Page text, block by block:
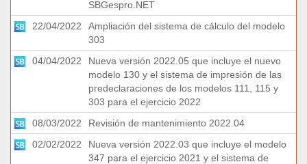
SBGespro.NET
22/04/2022
Ampliación del sistema de cálculo del modelo
303
04/04/2022
Nueva versión 2022.05 que incluye el nuevo
modelo 130 y el sistema de impresión de las
predeclaraciones de los modelos 111, 115 y
303 para el ejercicio 2022
08/03/2022
Revisión de mantenimiento 2022.04
02/02/2022
Nueva versión 2022.03 que incluye el modelo
347 para el ejercicio 2021 y el sistema de